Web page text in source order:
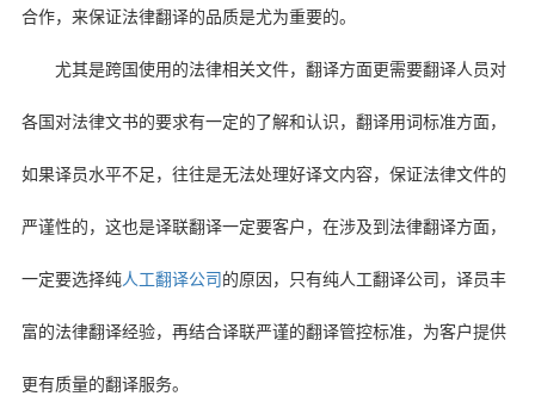
合作，来保证法律翻译的品质是尤为重要的。
尤其是跨国使用的法律相关文件，翻译方面更需要翻译人员对
各国对法律文书的要求有一定的了解和认识，翻译用词标准方面，
如果译员水平不足，往往是无法处理好译文内容，保证法律文件的
严谨性的，这也是译联翻译一定要客户，在涉及到法律翻译方面，
一定要选择纯人工翻译公司 的原因，只有纯人工翻译公司，译员丰
富的法律翻译经验，再结合译联严谨的翻译管控标准，为客户提供
更有质量的翻译服务。